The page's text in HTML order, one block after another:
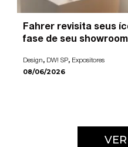
Fahrer revisita seus
fase de seu
Design, DW! SP, Expositores
08/06/2026